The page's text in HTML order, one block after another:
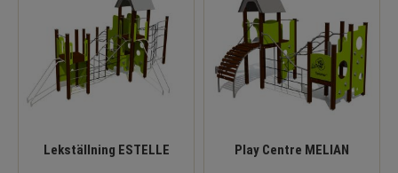
Lekställning ESTELLE Play Centre MELIAN